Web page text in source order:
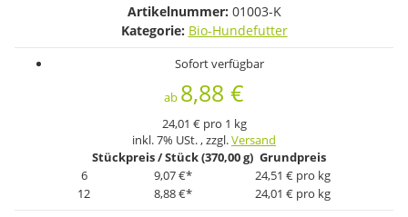
Artikelnummer: 01003-K
Kategorie: Bio-Hundefutter
Sofort verfügbar
ab 8,88 €
24,01 € pro 1 kg
inkl. 7% USt. , zzgl.Versand
Stückpreis / Stück (370,00 g) Grundpreis
6
9,07 €*
24,51 € pro kg
12
8,88 €* 24,01 € pro kg